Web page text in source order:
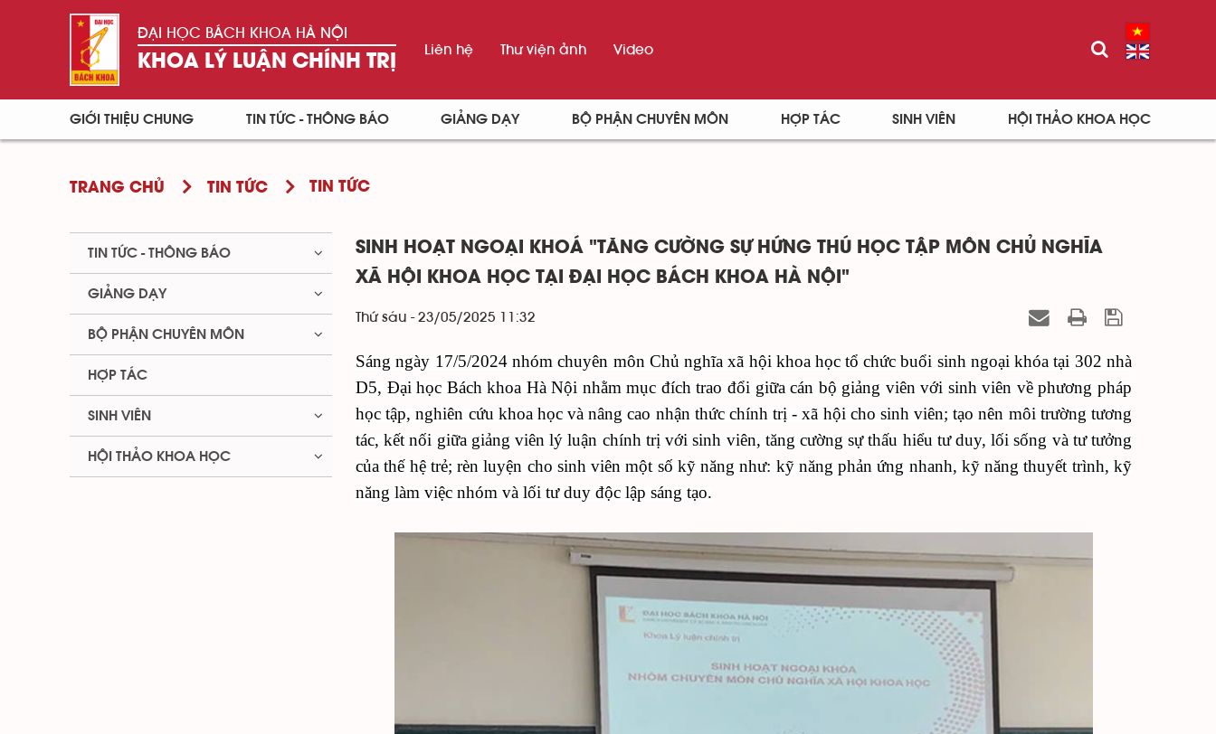
ĐẠI HỌC BÁCH KHOA HÀ NỘI
KHOA LÝ LUẬN CHÍNH TRỊ
Liên hệ Thư viện ảnh Video
GIỚI THIỆU CHUNG TIN TỨC - THÔNG BÁO GIẢNG DẠY BỘ PHẬN CHUYÊN MÔN HỢP TÁC SINH VIÊN HỘI THẢO KHOA HỌC
TRANG CHỦ TIN TỨC TIN TỨC
SINH HOẠT NGOẠI KHOÁ "TĂNG CƯỜNG SỰ HỨNG THÚ HỌC TẬP MÔN CHỦ NGHĨA
XÃ HỘI KHOA HỌC TẠI ĐẠI HỌC BÁCH KHOA HÀ NỘI"
Thứ sáu - 23/05/2025 11:32
Sáng ngày 1 7/5/2024nhóm chuyên môn Chủ nghĩa xã hội khoa học tổ chứcbuổi sinh ngoại khóa tại 302 nhà
D5, Đại học Bách khoa Hà Nội nhằm mục đíchtrao đổi giữa cán bộ giảng viên với sinh viên về phương pháp
học tập, nghiên cứu khoa học và nâng cao nhận thức chính trị - xã hội cho sinh viên;tạo nên môi trường tương
tác, kết nối giữa giảng viên lý luận chính trịvới sinh viên, tăng cường sự thấu hiểu tư duy, lối sống và tư tưởng
của thế hệ trẻ; rèn luyện cho sinh viên một số kỹ năng như: kỹ năng phản ứng nhanh, kỹ năng thuyết trình, kỹ
năng làm việc nhóm và lối tư duy độc lập sáng tạo.
TIN TỨC - THÔNG BÁO
GIẢNG DẠY
BỘ PHẬN CHUYÊN MÔN
HỢP TÁC
SINH VIÊN
HỘI THẢO KHOA HỌC